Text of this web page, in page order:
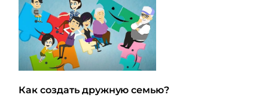
Как создать дружную семью?